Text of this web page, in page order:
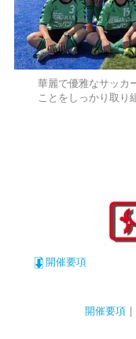
華麗で優雅なサッカ
ことをしっかり取り
開催要項
開催要項|